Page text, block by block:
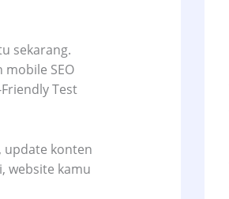
sekarang.
SEO
Test
update konten
website kamu